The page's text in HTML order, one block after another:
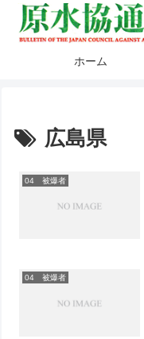
ホーム
広島県
04 被爆者
04 被爆者